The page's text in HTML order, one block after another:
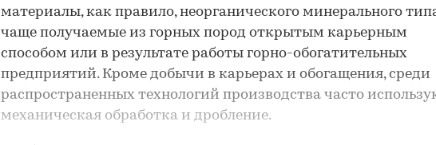
материалы, как правило, неорганического минерального
чаще получаемые из горных пород открытым карьерным
способом или в результате работы горно-обогатительных
предприятий. Кроме добычи в карьерах и обогащения, среди
распространенных технологий производства часто
механическая обработка и дробление.